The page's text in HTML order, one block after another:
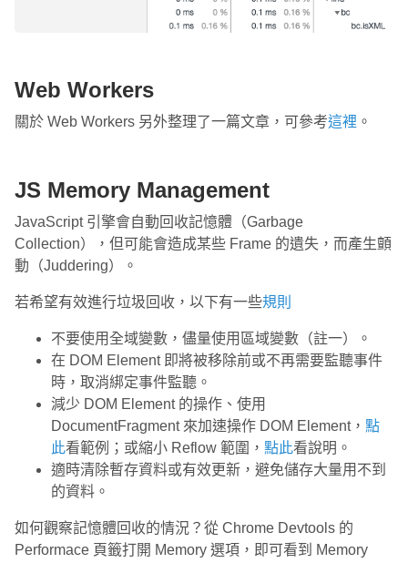
Web Workers
關於 Web Workers 另外整理了一篇文章，可參考這裡 。
JS Memory Management
JavaScript 引擎會自動回收記憶體（Garbage
Collection），但可能會造成某些 Frame 的遺失，而產生顫
動（Juddering）。
若希望有效進行垃圾回收，以下有一些規則
不要使用全域變數，儘量使用區域變數（註一）。
在 DOM Element 即將被移除前或不再需要監聽事件
時，取消綁定事件監聽。
減少 DOM Element 的操作、使用
DocumentFragment 來加速操作 DOM Element， 點
此看範例；或縮小 Reflow 範圍， 點此看說明。
適時清除暫存資料或有效更新，避免儲存大量用不到
的資料。
如何觀察記憶體回收的情況？從 Chrome Devtools 的
Performace 頁籤打開 Memory 選項，即可看到 Memory